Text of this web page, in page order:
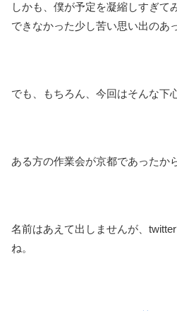
しかも、僕が予定を凝縮しすぎて
できなかった少し苦い思い出のあ
でも、もちろん、今回はそんな下
ある方の作業会が京都であったか
名前はあえて出しませんが、
ね。